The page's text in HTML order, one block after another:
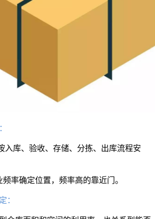
入库、验收、存储、分拣、出库流程安
频率确定位置，频率高的靠近门。
：